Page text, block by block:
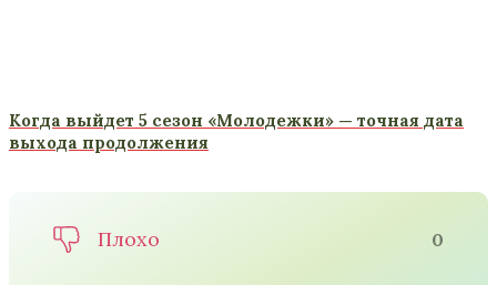
Когда выйдет 5 сезон «Молодежки» — точная дата
выхода продолжения
Плохо 0